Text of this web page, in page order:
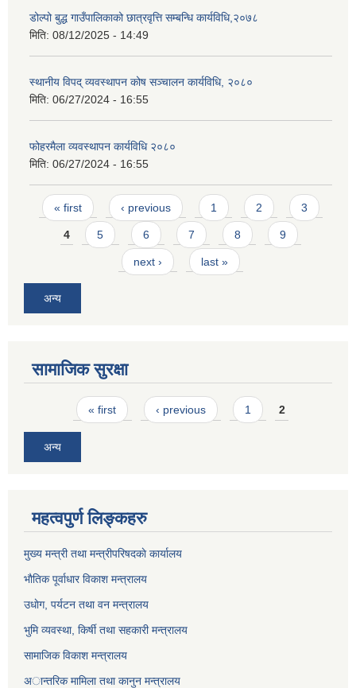
डोल्पो बुद्ध गाउँपालिकाको छात्रवृत्ति सम्बन्धि कार्यविधि,२०७८
मिति: 08/12/2025 - 14:49
स्थानीय विपद् व्यवस्थापन कोष सञ्चालन कार्यविधि, २०८०
मिति: 06/27/2024 - 16:55
फोहरमैला व्यवस्थापन कार्यविधि २०८०
मिति: 06/27/2024 - 16:55
Pages
« first ‹ previous 1 2 3
4 5 6 7 8 9
next › last »
अन्य
सामाजिक सुरक्षा
Pages« first ‹ previous 1 2
अन्य
महत्वपुर्ण लिङ्कहरु
मुख्य मन्त्री तथा मन्त्रीपरिषदकाे कार्यालय
भाैतिक पूर्वाधार विकाश मन्त्रालय
उधाेग, पर्यटन तथा वन मन्त्रालय
भुमि व्यवस्था, किर्षी तथा सहकारी मन्त्रालय
सामाजिक विकाश मन्त्रालय
अान्तरिक मामिला तथा कानुन मन्त्रालय